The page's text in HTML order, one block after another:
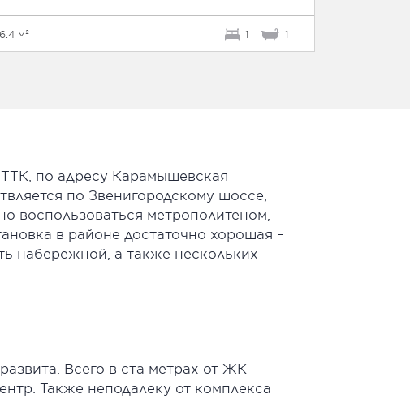
м² 1 1
по адресу Карамышевская
по Звенигородскому шоссе,
воспользоваться метрополитеном,
в районе достаточно хорошая –
набережной, а также нескольких
Всего в ста метрах от ЖК
Также неподалеку от комплекса